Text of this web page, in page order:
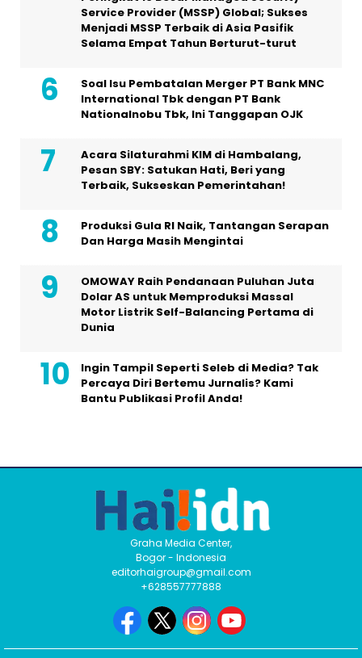
Service Provider (MSSP) Global; Sukses
Menjadi MSSP Terbaik di Asia Pasifik
Selama Empat Tahun Berturut-turut
Soal Isu Pembatalan Merger PT Bank MNC
International Tbk dengan PT Bank
Nationalnobu Tbk, Ini Tanggapan OJK
Acara Silaturahmi KIM di Hambalang,
Pesan SBY: Satukan Hati, Beri yang
Terbaik, Sukseskan Pemerintahan!
Produksi Gula RI Naik, Tantangan Serapan
Dan Harga Masih Mengintai
OMOWAY Raih Pendanaan Puluhan Juta
Dolar AS untuk Memproduksi Massal
Motor Listrik Self-Balancing Pertama di
Dunia
Ingin Tampil Seperti Seleb di Media? Tak
Percaya Diri Bertemu Jurnalis? Kami
Bantu Publikasi Profil Anda!
Graha Media Center,
Bogor - Indonesia
editorhaigroup@gmail.com
+628557777888